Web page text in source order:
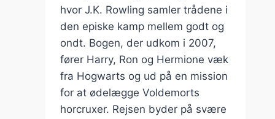
hvor J.K. Rowling samler trådene i
den episke kamp mellem godt og
ondt. Bogen, der udkom i 2007,
fører Harry, Ron og Hermione væk
fra Hogwarts og ud på en mission
for at ødelægge Voldemorts
horcruxer. Rejsen byder på svære